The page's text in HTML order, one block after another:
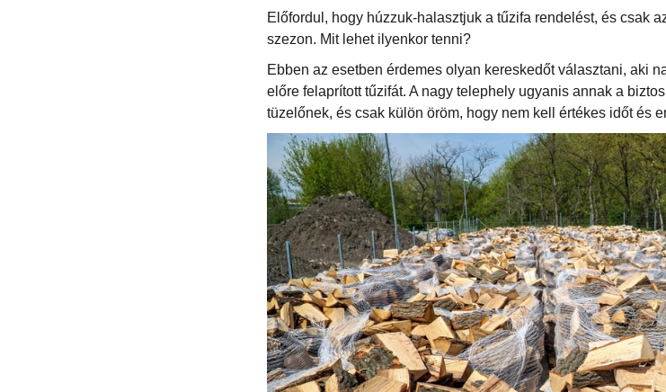
Előfordul, hogy húzzuk-halasztjuk a tűzifa rendelést, és csak
szezon. Mit lehet ilyenkor tenni?
Ebben az esetben érdemes olyan kereskedőt választani, aki
előre felaprított tűzifát. A nagy telephely ugyanis annak a
tüzelőnek, és csak külön öröm, hogy nem kell értékes időt és